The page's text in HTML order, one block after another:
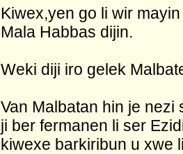
Kiwex,yen go li wir
Mala Habbas dijin.
Weki diji iro gelek
Van Malbatan hin je nezi
ji ber fermanen li ser
kiwexe barkiribun u xwe